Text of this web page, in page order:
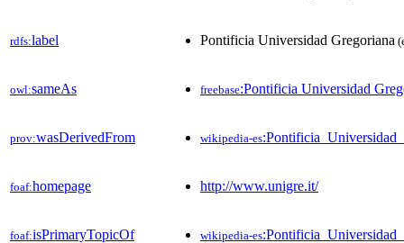
rdfs:label Pontificia Universidad Gregoriana
owl:sameAs freebase:Pontificia Universidad
prov:wasDerivedFrom wikipedia-es
foaf:homepage http://www.unigre.it/
foaf:isPrimaryTopicOf wikipedia-es